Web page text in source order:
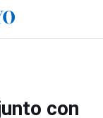
con